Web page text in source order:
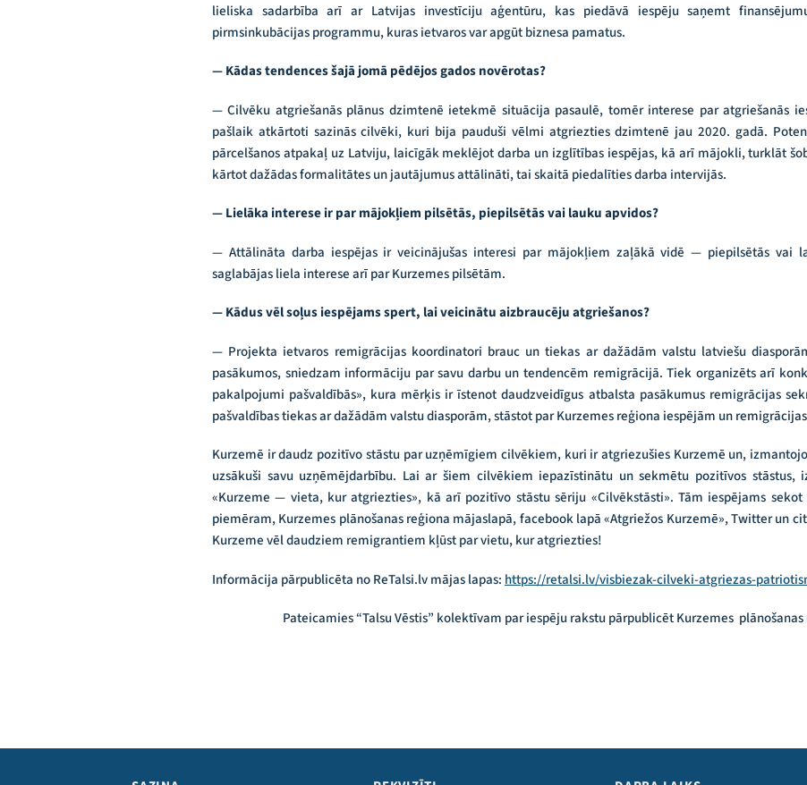
lieliska sadarbība arī ar Latvijas investīciju aģentūru, kas piedāvā iespēju saņemt
pirmsinkubācijas programmu, kuras ietvaros var apgūt biznesa pamatus.
— Kādas tendences šajā jomā pēdējos gados novērotas?
— Cilvēku atgriešanās plānus dzimtenē ietekmē situācija pasaulē, tomēr interese par atgriešanās
pašlaik atkārtoti sazinās cilvēki, kuri bija pauduši vēlmi atgriezties dzimtenē jau 2020. gadā.
pārcelšanos atpakaļ uz Latviju, laicīgāk meklējot darba un izglītības iespējas, kā arī mājokli, turklāt
kārtot dažādas formalitātes un jautājumus attālināti, tai skaitā piedalīties darba intervijās.
— Lielāka interese ir par mājokļiem pilsētās, piepilsētās vai lauku apvidos?
— Attālināta darba iespējas ir veicinājušas interesi par mājokļiem zaļākā vidē — piepilsētās vai
saglabājas liela interese arī par Kurzemes pilsētām.
— Kādus vēl soļus iespējams spert, lai veicinātu aizbraucēju atgriešanos?
— Projekta ietvaros remigrācijas koordinatori brauc un tiekas ar dažādām valstu latviešu
pasākumos, sniedzam informāciju par savu darbu un tendencēm remigrācijā. Tiek organizēts arī
pakalpojumi pašvaldībās», kura mērķis ir īstenot daudzveidīgus atbalsta pasākumus remigrācijas
pašvaldības tiekas ar dažādām valstu diasporām, stāstot par Kurzemes reģiona iespējām un
Kurzemē ir daudz pozitīvo stāstu par uzņēmīgiem cilvēkiem, kuri ir atgriezušies Kurzemē un,
uzsākuši savu uzņēmējdarbību. Lai ar šiem cilvēkiem iepazīstinātu un sekmētu pozitīvos
«Kurzeme — vieta, kur atgriezties», kā arī pozitīvo stāstu sēriju «Cilvēkstāsti». Tām iespējams
piemēram, Kurzemes plānošanas reģiona mājaslapā, facebook lapā «Atgriežos Kurzemē», Twitter un
Kurzeme vēl daudziem remigrantiem kļūst par vietu, kur atgriezties!
Informācija pārpublicēta no ReTalsi.lv mājas lapas: https://retalsi.lv/visbiezak-cilveki-atgriezas-
Pateicamies “Talsu Vēstis” kolektīvam par iespēju rakstu pārpublicēt Kurzemes